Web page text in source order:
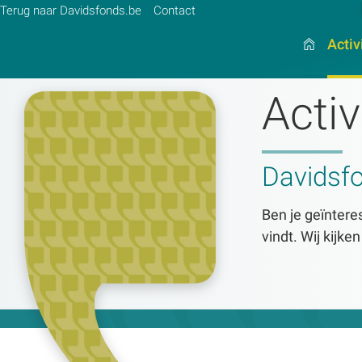
Terug naar Davidsfonds.be Contact
Ben je
vindt. Wij
Zoek: